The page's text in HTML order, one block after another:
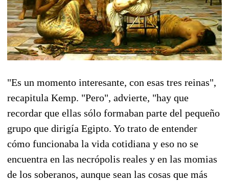
"Es un momento interesante, con esas tres reinas",
recapitula Kemp. "Pero", advierte, "hay que
recordar que ellas sólo formaban parte del pequeño
grupo que dirigía Egipto. Yo trato de entender
cómo funcionaba la vida cotidiana y eso no se
encuentra en las necrópolis reales y en las momias
de los soberanos, aunque sean las cosas que más